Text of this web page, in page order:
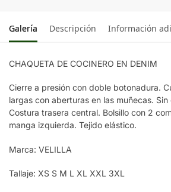
Galería Descripción Información
CHAQUETA DE COCINERO EN DENIM
Cierre a presión con doble botonadura.
largas con aberturas en las muñecas.
Costura trasera central. Bolsillo con 2
manga izquierda. Tejido elástico.
Marca: VELILLA
Tallaje: XS S M L XL XXL 3XL